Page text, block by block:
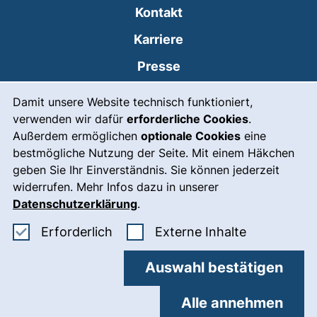
Damit unsere Website technisch funktioniert,
verwenden wir dafür erforderliche Cookies.
Außerdem ermöglichen optionale Cookies eine
bestmögliche Nutzung der Seite. Mit einem Häkchen
geben Sie Ihr Einverständnis. Sie können jederzeit
widerrufen. Mehr Infos dazu in unserer
Datenschutzerklärung.
Erforderlich Erforderliche Cookies akzeptieren
Externe Inhalte: Externe
Auswahl bestätigen
Alle annehmen
Kontakt
Karriere
Presse
Leichte Sprache
Gebärdensprache
Notfall(externer Link, öffnet
Impressum
Barrierefreiheit
Datenschutz